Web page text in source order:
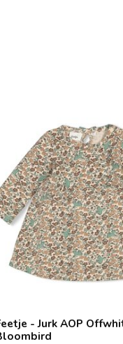
- Jurk AOP